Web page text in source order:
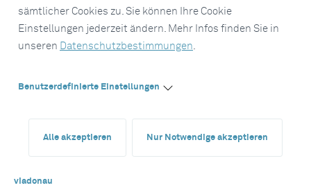
sämtlicher Cookies zu. Sie können Ihre Cookie
Einstellungen jederzeit ändern. Mehr Infos finden Sie in
unseren Datenschutzbestimmungen.
Benutzerdefinierte Einstellungen
Alle akzeptieren Nur Notwendige akzeptieren
viadonau